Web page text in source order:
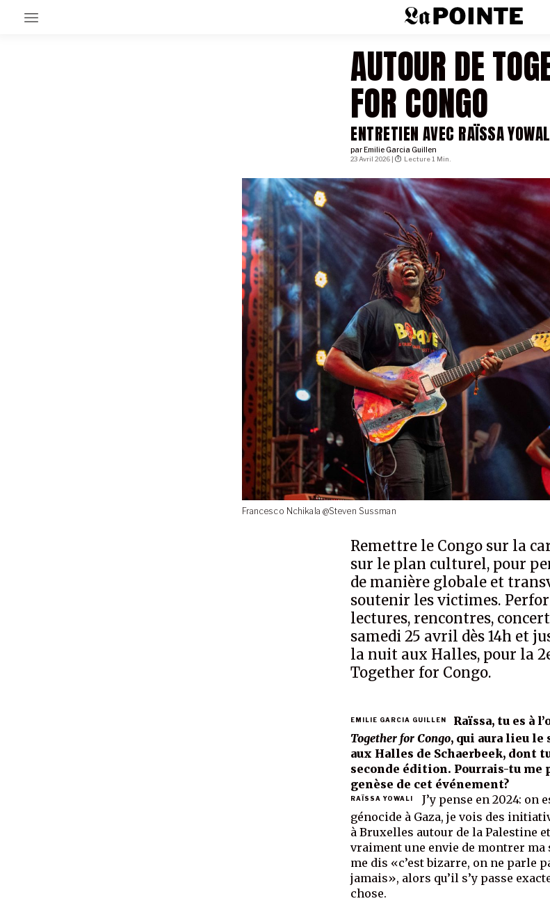
Francesco Nchikala @Steven Sussman
AUTOUR DE
FOR CONGO
ENTRETIEN AVEC RAÏSSA
par Emilie Garcia Guillen
Remettre le Congo sur la
sur le plan culturel, pour
de manière globale et
soutenir les victimes.
lectures, rencontres,
samedi 25 avril dès 14h et
la nuit aux Halles, pour la
Together for Congo.
23 Avril 2026 | Lecture 1 Min.
EMILIE GARCIA GUILLEN
Raïssa, tu es à
Together for Congo, qui aura lieu le
aux Halles de Schaerbeek, dont
seconde édition. Pourrais-tu me
genèse de cet événement?
RAÏSSA YOWALI
J’y pense en 2024: on
génocide à Gaza, je vois des
à Bruxelles autour de la Palestine
vraiment une envie de montrer
me dis «c’est bizarre, on ne parle
jamais», alors qu’il s’y passe
chose.